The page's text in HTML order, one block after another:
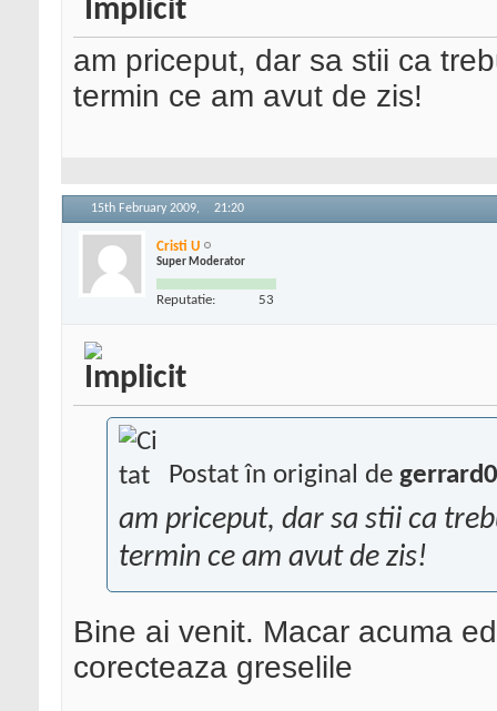
am priceput, dar sa stii ca
termin ce am avut de zis!
15th February 2009, 21:20
Cristi U
Super Moderator
Reputatie: 53
Postat în original de
am priceput, dar sa stii ca
termin ce am avut de zis!
Bine ai venit. Macar acuma
corecteaza greselile